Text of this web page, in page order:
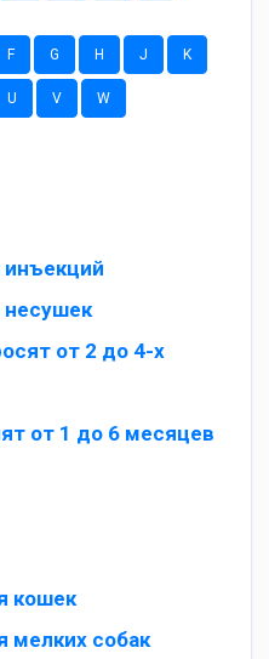
F G H J K
U V W
несушек
от 2 до 4-х
от 1 до 6 месяцев
кошек
мелких собак